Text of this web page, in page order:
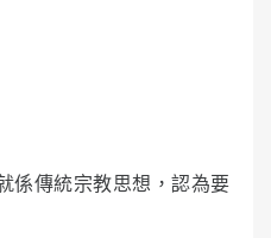
係傳統宗教思想，認為要